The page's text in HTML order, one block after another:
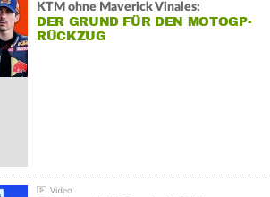
KTM ohne Maverick Vinales:
DER GRUND FÜR DEN MOTOGP-
RÜCKZUG